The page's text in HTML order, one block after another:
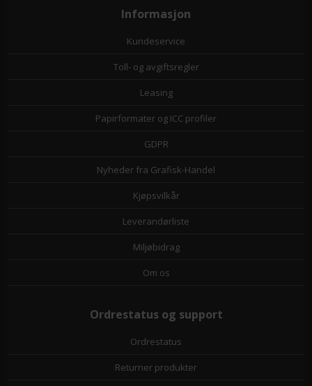
Informasjon
Kundeservice
Toll- og avgiftsregler
Leasing
Papirformater og ICC profiler
GDPR
Nyheder fra Grafisk-Handel
Kjøpsvilkår
Leverandørliste
Miljøbidrag
Om os
Ordrestatus og support
Ordrestatus
Returner produkter